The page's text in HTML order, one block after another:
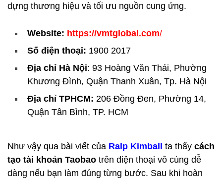
dựng thương hiệu và tối ưu nguồn cung ứng.
Website: https://vmtglobal.com/
Số điện thoại: 1900 2017
Địa chỉ Hà Nội: 93 Hoàng Văn Thái, Phường
Khương Đình, Quận Thanh Xuân, Tp. Hà Nội
Địa chỉ TPHCM: 206 Đồng Đen, Phường 14,
Quận Tân Bình, TP. HCM
Như vậy qua bài viết của Ralp Kimball ta thấy cách
tạo tài khoản Taobao trên điện thoại vô cùng dễ
dàng nếu bạn làm đúng từng bước. Sau khi hoàn